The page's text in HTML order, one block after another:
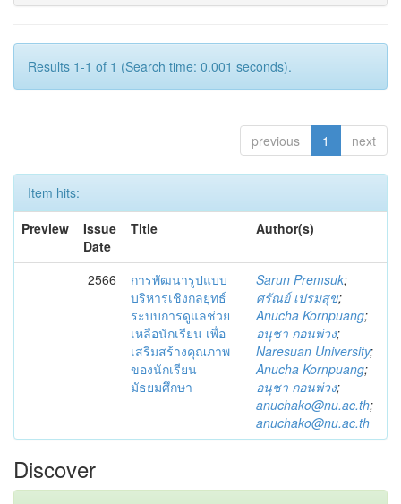
Results 1-1 of 1 (Search time: 0.001 seconds).
previous 1 next
Item hits:
Preview
Issue
Date
Title Author(s)
2566
การพัฒนารูปแบบ
บริหารเชิงกลยุทธ์
ระบบการดูแลช่วย
เหลือนักเรียน เพื่อ
เสริมสร้างคุณภาพ
ของนักเรียน
มัธยมศึกษา
Sarun Premsuk;
ศรัณย์ เปรมสุข;
Anucha Kornpuang;
อนุชา กอนพ่วง;
Naresuan University;
Anucha Kornpuang;
อนุชา กอนพ่วง;
anuchako@nu.ac.th;
anuchako@nu.ac.th
Discover